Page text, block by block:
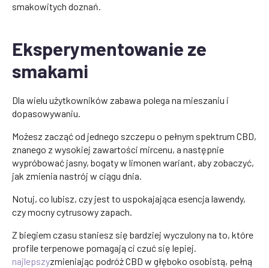
smakowitych doznań.
Eksperymentowanie ze
smakami
Dla wielu użytkowników zabawa polega na mieszaniu i
dopasowywaniu.
Możesz zacząć od jednego szczepu o pełnym spektrum CBD,
znanego z wysokiej zawartości mircenu, a następnie
wypróbować jasny, bogaty w limonen wariant, aby zobaczyć,
jak zmienia nastrój w ciągu dnia.
Notuj, co lubisz, czy jest to uspokajająca esencja lawendy,
czy mocny cytrusowy zapach.
Z biegiem czasu staniesz się bardziej wyczulony na to, które
profile terpenowe pomagają ci czuć się lepiej.
najlepszyzmieniając podróż CBD w głęboko osobistą, pełną